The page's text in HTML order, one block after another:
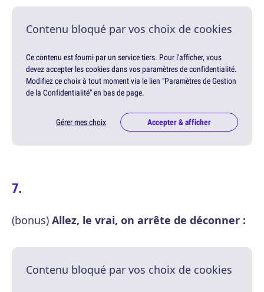
Contenu bloqué par vos choix de cookies
Ce contenu est fourni par un service tiers. Pour l'afficher, vous
devez accepter les cookies dans vos paramètres de confidentialité.
Modifiez ce choix à tout moment via le lien "Paramètres de Gestion
de la Confidentialité" en bas de page.
Gérer mes choix Accepter & afficher
(bonus) Allez, le vrai, on arrête de déconner :
Contenu bloqué par vos choix de cookies